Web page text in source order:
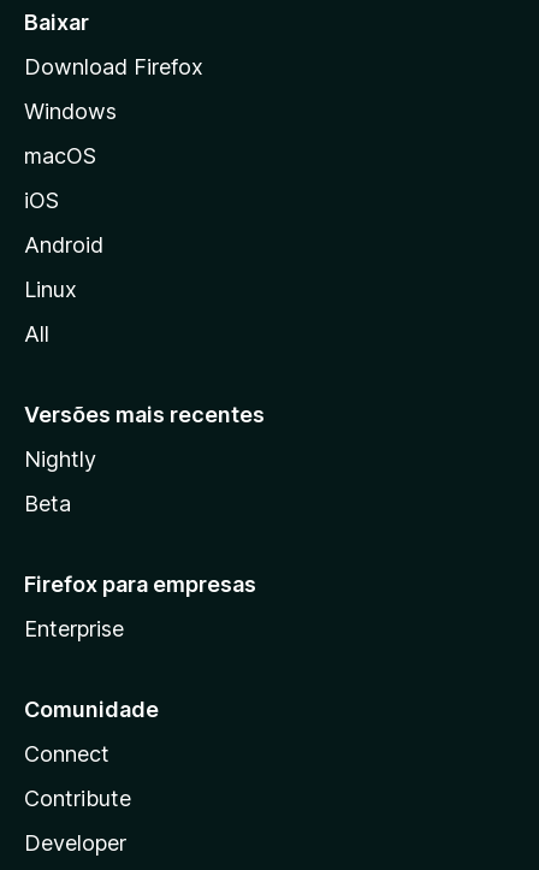
F
o
r
w
c
Y
u
T
u
a
d
a
z
i
a
Baixar
Download Firefox
Windows
macOS
iOS
Android
Linux
All
Versões mais recentes
Nightly
Beta
Firefox para empresas
Enterprise
Comunidade
Connect
Contribute
Developer